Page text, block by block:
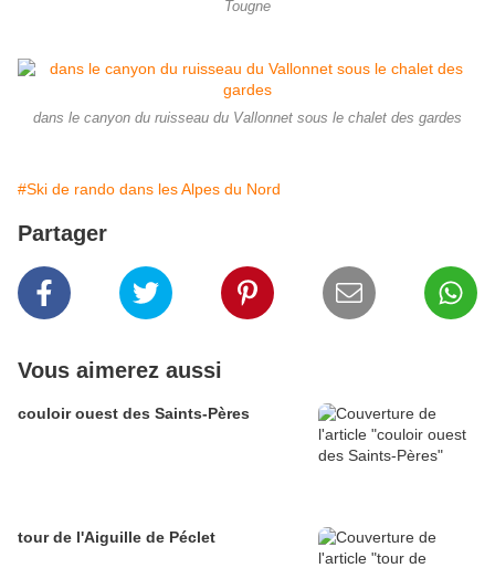
Tougne
dans le canyon du ruisseau du Vallonnet sous le chalet des gardes
#Ski de rando dans les Alpes du Nord
Partager
Vous aimerez aussi
couloir ouest des Saints-Pères
tour de l'Aiguille de Péclet